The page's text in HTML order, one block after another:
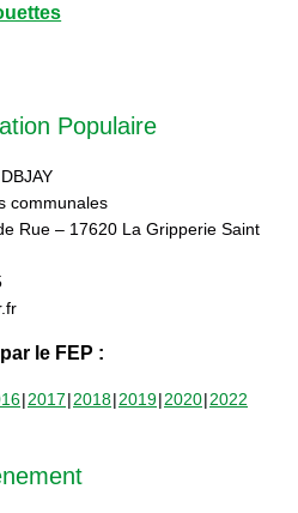
Populaire
communales
Rue – 17620 La Gripperie Saint
le FEP :
2017 2018 2019 2020 2022